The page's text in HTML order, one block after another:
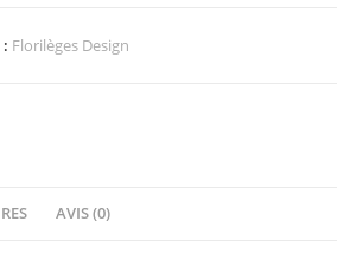
Florilèges Design
AVIS (0)